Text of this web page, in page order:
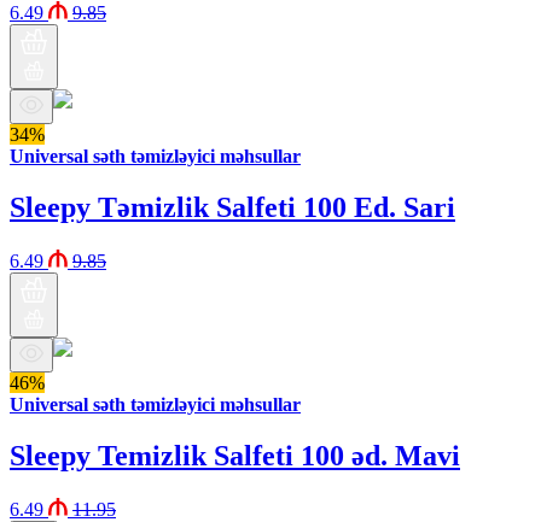
6.49 9.85
34%
Universal səth təmizləyici məhsullar
Sleepy Təmizlik Salfeti 100 Ed. Sari
6.49 9.85
46%
Universal səth təmizləyici məhsullar
Sleepy Temizlik Salfeti 100 əd. Mavi
6.49 11.95